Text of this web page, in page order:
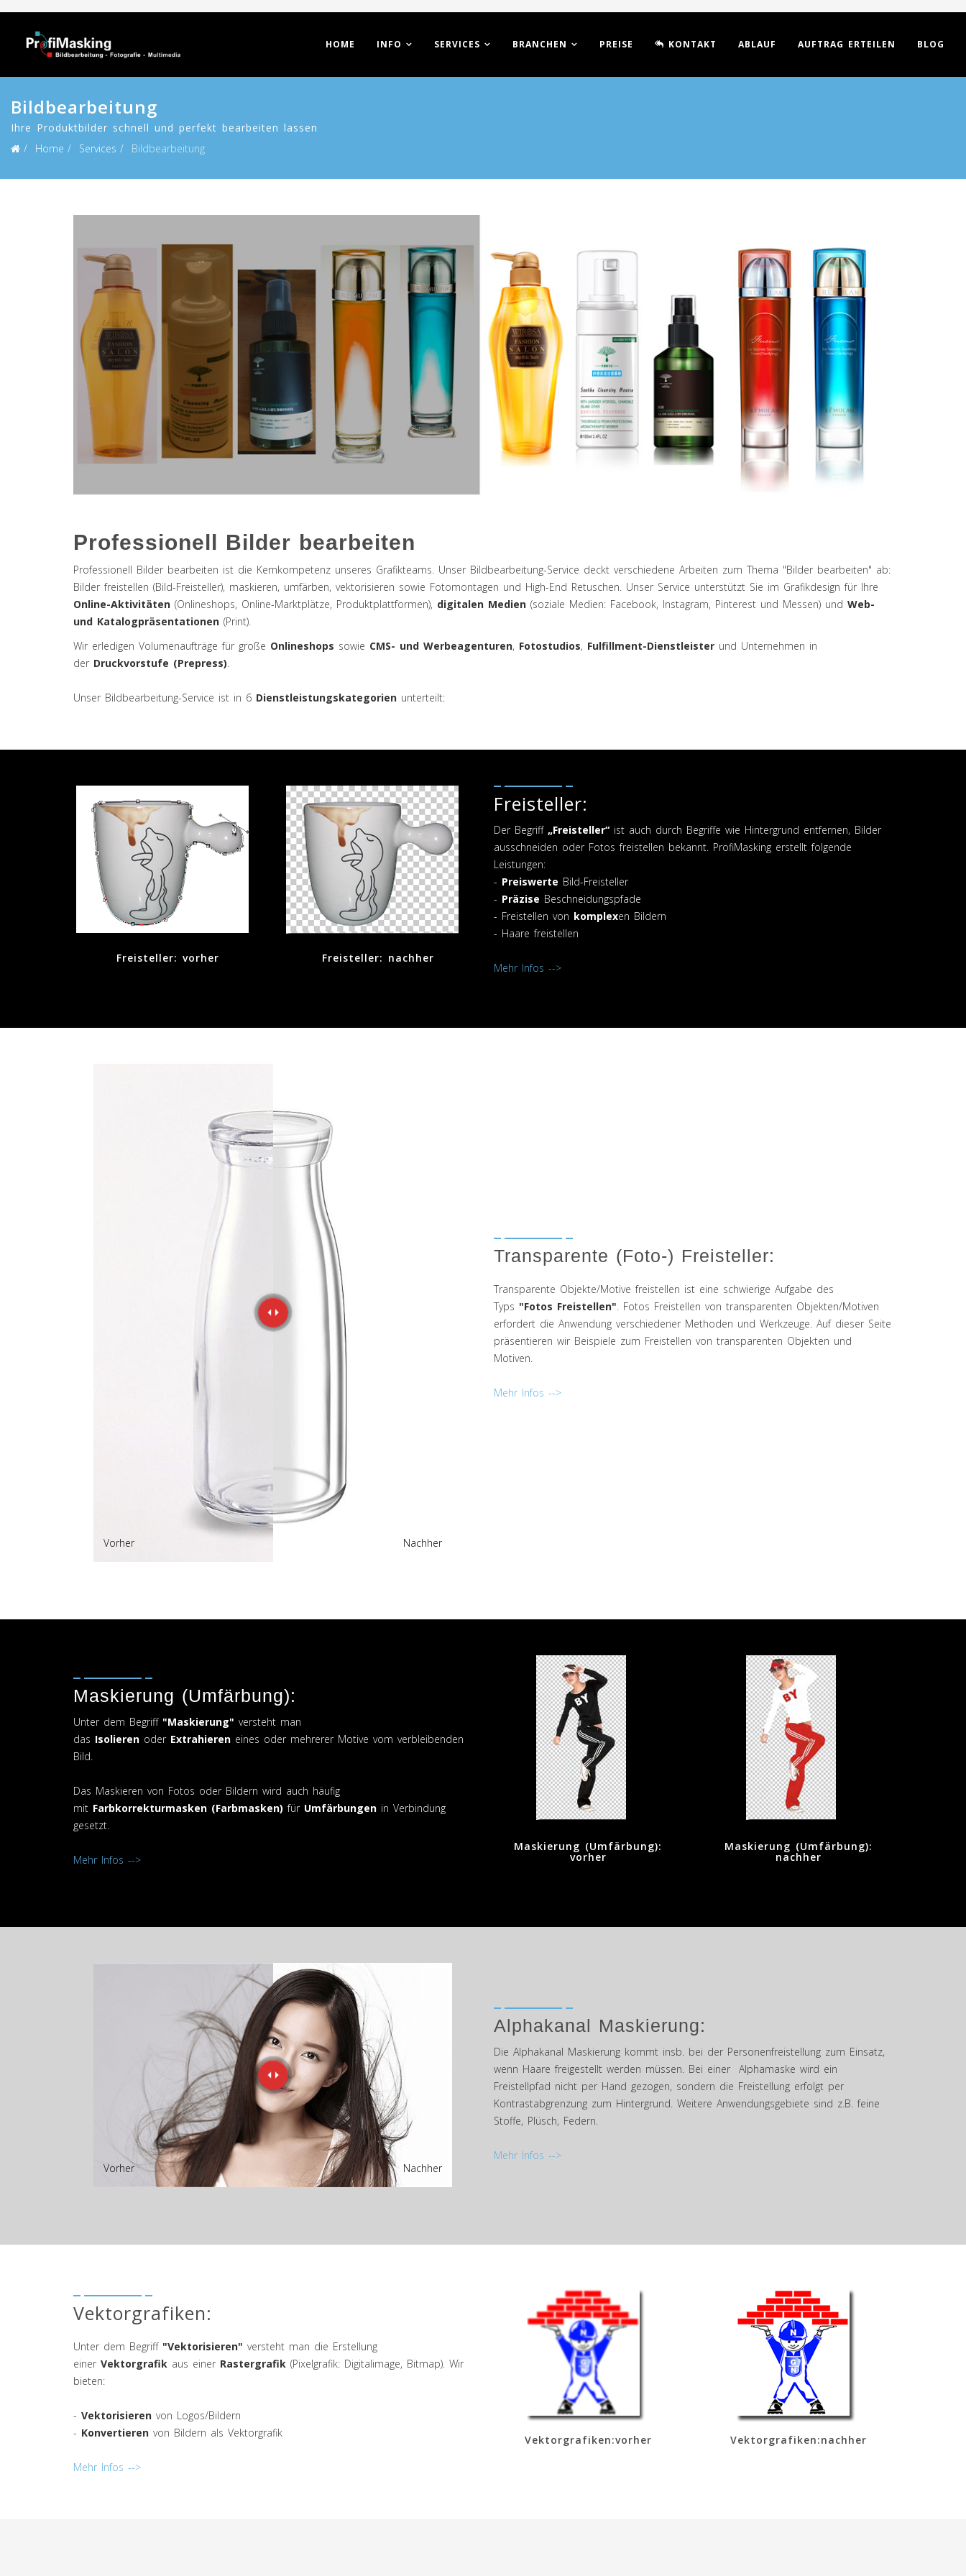
HOME INFO SERVICES BRANCHEN PREISE KONTAKT ABLAUF AUFTRAG ERTEILEN BLOG
Bildbearbeitung
Ihre Produktbilder schnell und perfekt bearbeiten lassen
Home
Services Bildbearbeitung
Professionell Bilder bearbeiten
Professionell Bilder bearbeiten ist die Kernkompetenz unseres Grafikteams. Unser Bildbearbeitung-Service deckt verschiedene Arbeiten zum Thema "Bilder bearbeiten" ab:
Bilder freistellen (Bild-Freisteller), maskieren, umfärben, vektorisieren sowie Fotomontagen und High-End Retuschen. Unser Service unterstützt Sie im Grafikdesign für Ihre
Online-Aktivitäten (Onlineshops, Online-Marktplätze, Produktplattformen), digitalen Medien (soziale Medien: Facebook, Instagram, Pinterest und Messen) und Web-
und Katalogpräsentationen (Print).
Wir erledigen Volumenaufträge für große Onlineshops sowie CMS- und Werbeagenturen, Fotostudios, Fulfillment-Dienstleister und Unternehmen in
der Druckvorstufe (Prepress)
Unser Bildbearbeitung-Service ist in 6 Dienstleistungskategorien unterteilt:
Freisteller: vorher Freisteller: nachher
Freisteller:
Der Begriff „Freisteller“ ist auch durch Begriffe wie Hintergrund entfernen, Bilder
ausschneiden oder Fotos freistellen bekannt. ProfiMasking erstellt folgende
Leistungen:
- Preiswerte Bild-Freisteller
- Präzise Beschneidungspfade
- Freistellen von komplexen Bildern
- Haare freistellen
Mehr Infos -->
Nachher
Vorher
Transparente (Foto-) Freisteller:
Transparente Objekte/Motive freistellen ist eine schwierige Aufgabe des
Typs "Fotos Freistellen". Fotos Freistellen von transparenten Objekten/Motiven
erfordert die Anwendung verschiedener Methoden und Werkzeuge. Auf dieser Seite
präsentieren wir Beispiele zum Freistellen von transparenten Objekten und
Motiven.
Mehr Infos -->
Maskierung (Umfärbung):
Unter dem Begriff "Maskierung" versteht man
das Isolieren oder Extrahieren eines oder mehrerer Motive vom verbleibenden
Bild.
Das Maskieren von Fotos oder Bildern wird auch häufig
mit Farbkorrekturmasken (Farbmasken) für Umfärbungen in Verbindung
gesetzt.
Mehr Infos -->
Maskierung (Umfärbung):
vorher
Maskierung (Umfärbung):
nachher
Nachher
Vorher
Alphakanal Maskierung:
Die Alphakanal Maskierung kommt insb. bei der Personenfreistellung zum Einsatz,
wenn Haare freigestellt werden müssen. Bei einer Alphamaske wird ein
Freistellpfad nicht per Hand gezogen, sondern die Freistellung erfolgt per
Kontrastabgrenzung zum Hintergrund. Weitere Anwendungsgebiete sind z.B. feine
Stoffe, Plüsch, Federn.
Mehr Infos -->
Vektorgrafiken:
Unter dem Begriff "Vektorisieren" versteht man die Erstellung
einer Vektorgrafik aus einer Rastergrafik (Pixelgrafik: Digitalimage, Bitmap). Wir
bieten:
- Vektorisieren von Logos/Bildern
- Konvertieren von Bildern als Vektorgrafik
Mehr Infos -->
Vektorgrafiken:vorher Vektorgrafiken:nachher